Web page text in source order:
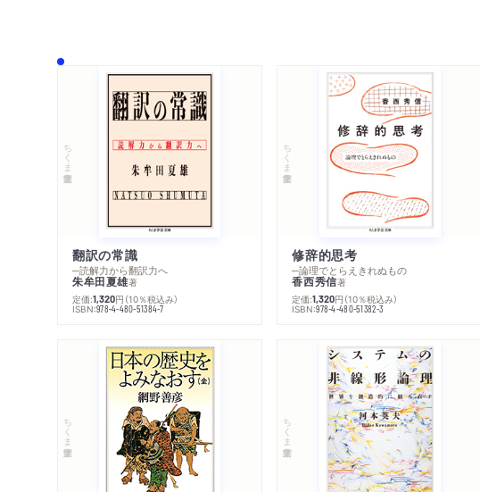
ちくま学芸文庫
翻訳の常識
─読解力から翻訳力へ
朱牟田夏雄著
定価:1,320円 （10％税込み）
ISBN:978-4-480-51384-7
ちくま学芸文庫
修辞的思考
─論理でとらえきれぬもの
香西秀信著
定価:1,320円 （10％税込み）
ISBN:978-4-480-51382-3
ちくま学芸文庫 ちくま学芸文庫